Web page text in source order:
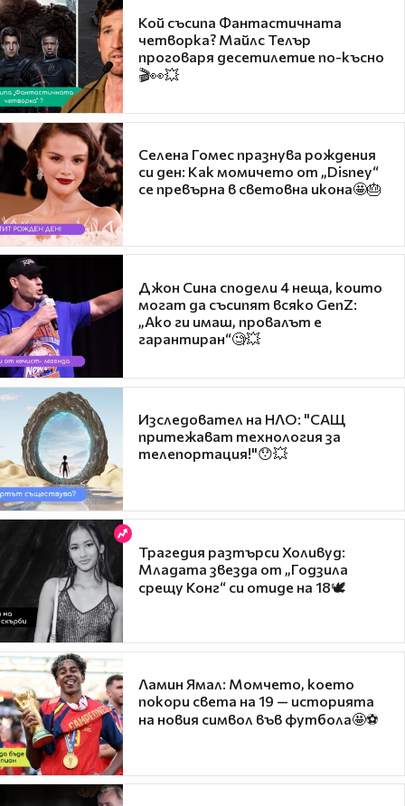
Кой съсипа Фантастичната
четворка? Майлс Телър
проговаря десетилетие по-късно
🎬👀💥
Селена Гомес празнува рождения
си ден: Как момичето от „Disney“
се превърна в световна икона🤩🎂
Джон Сина сподели 4 неща, които
могат да съсипят всяко GenZ:
„Ако ги имаш, провалът е
гарантиран“🧐💥
Изследовател на НЛО: "САЩ
притежават технология за
телепортация!"😯💥
Трагедия разтърси Холивуд:
Младата звезда от „Годзила
срещу Конг“ си отиде на 18🕊️
Ламин Ямал: Момчето, което
покори света на 19 — историята
на новия символ във футбола🤩⚽